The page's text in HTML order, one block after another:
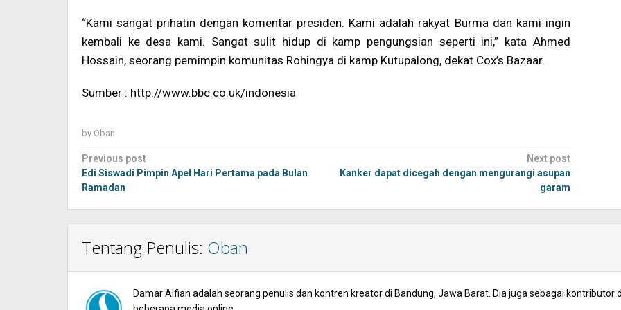
“Kami sangat prihatin dengan komentar presiden. Kami adalah rakyat Burma dan kami ingin
kembali ke desa kami. Sangat sulit hidup di kamp pengungsian seperti ini,” kata Ahmed
Hossain, seorang pemimpin komunitas Rohingya di kamp Kutupalong, dekat Cox’s Bazaar.
Sumber : http://www.bbc.co.uk/indonesia
by Oban
Post
navigation
Previous post
Edi Siswadi Pimpin Apel Hari Pertama pada Bulan
Ramadan
Next post
Kanker dapat dicegah dengan mengurangi asupan
garam
Tentang Penulis: Oban
Damar Alfian adalah seorang penulis dan kontren kreator di Bandung, Jawa Barat. Dia juga sebagai kontributor